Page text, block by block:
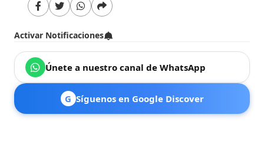
Activar Notificaciones
Únete a nuestro canal de WhatsApp
G Síguenos en Google Discover